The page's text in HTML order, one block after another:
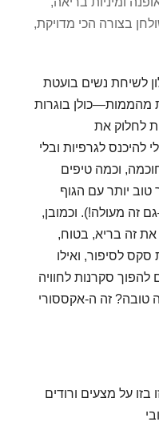
בצורה הכי מדויקת,
לשיחת נשים בועטת
מהממות—כולן בוגרות
לחלוק את
לגרפיות ובלי
וכמה טיפים
יותר עם הגוף
זה מעולה!). וכמובן,
את זה בריא, בטוח,
סקס לסיפור, ואילו
להפוך סקרנות לחוויה
טובה? זה ה-אקססורי